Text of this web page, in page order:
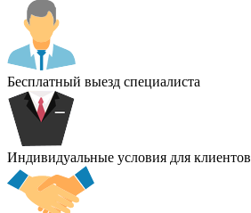
Бесплатный выезд специалиста
Индивидуальные условия для клиентов